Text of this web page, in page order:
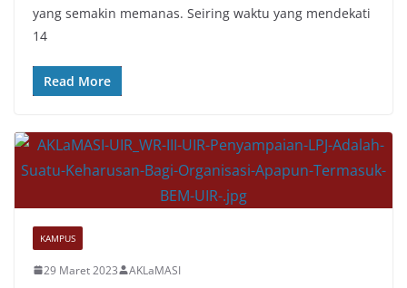
yang semakin memanas. Seiring waktu yang mendekati
14
Read More
KAMPUS
29 Maret 2023 AKLaMASI